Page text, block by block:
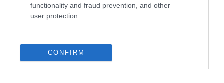
functionality and fraud prevention, and other
user protection.
CONFIRM
06.08.2026 | 09:03
«Οι εντελώς αθώοι»: Η ανάρτηση του Αρκά για
τα ζώα που χάθηκαν στις πυρκαγιές της